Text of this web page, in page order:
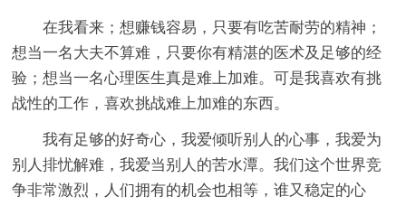
在我看来；想赚钱容易，只要有吃苦耐劳的精神；
想当一名大夫不算难，只要你有精湛的医术及足够的经
验；想当一名心理医生真是难上加难。可是我喜欢有挑
战性的工作，喜欢挑战难上加难的东西。
我有足够的好奇心，我爱倾听别人的心事，我爱为
别人排忧解难，我爱当别人的苦水潭。我们这个世界竞
争非常激烈，人们拥有的机会也相等，谁又稳定的心